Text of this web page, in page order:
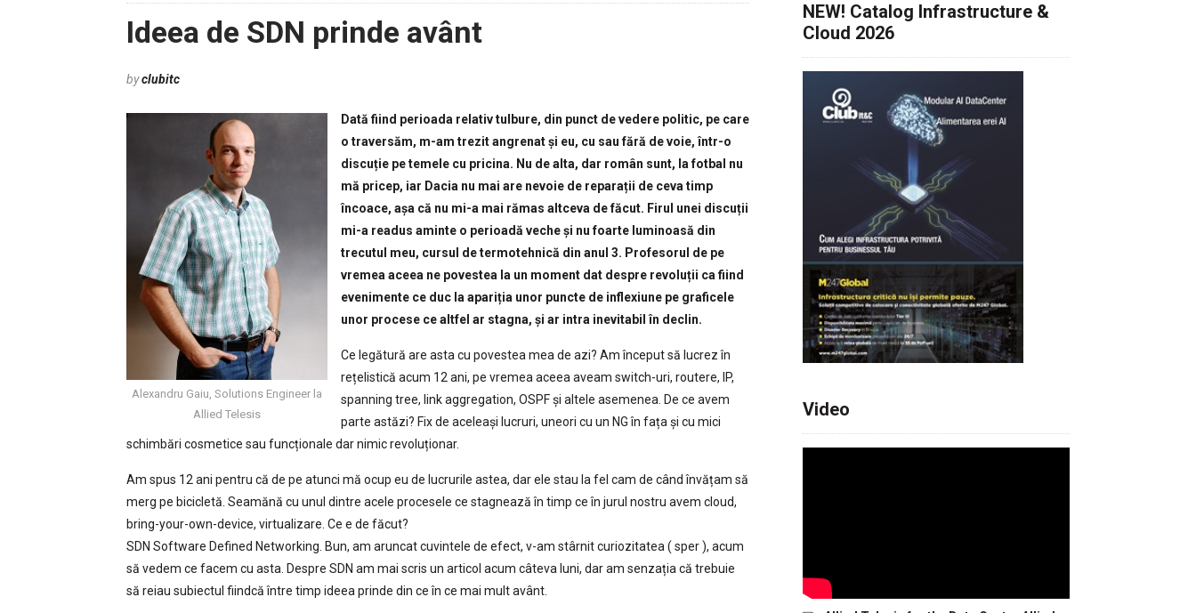
Ideea de SDN prinde avânt
byclubitc
Alexandru Gaiu, Solutions Engineer la
Allied Telesis
Dată fiind perioada relativ tulbure, din punct de vedere politic, pe care
o traversăm, m-am trezit angrenat și eu, cu sau fără de voie, într-o
discuție pe temele cu pricina. Nu de alta, dar român sunt, la fotbal nu
mă pricep, iar Dacia nu mai are nevoie de reparații de ceva timp
încoace, așa că nu mi-a mai rămas altceva de făcut. Firul unei discuții
mi-a readus aminte o perioadă veche și nu foarte luminoasă din
trecutul meu, cursul de termotehnică din anul 3. Profesorul de pe
vremea aceea ne povestea la un moment dat despre revoluții ca fiind
evenimente ce duc la apariția unor puncte de inflexiune pe graficele
unor procese ce altfel ar stagna, și ar intra inevitabil în declin.
Ce legătură are asta cu povestea mea de azi? Am început să lucrez în
rețelistică acum 12 ani, pe vremea aceea aveam switch-uri, routere, IP,
spanning tree, link aggregation, OSPF și altele asemenea. De ce avem
parte astăzi? Fix de aceleași lucruri, uneori cu un NG în fața și cu mici
schimbări cosmetice sau funcționale dar nimic revoluționar.
Am spus 12 ani pentru că de pe atunci mă ocup eu de lucrurile astea, dar ele stau la fel cam de când învățam să
merg pe bicicletă. Seamănă cu unul dintre acele procesele ce stagnează în timp ce în jurul nostru avem cloud,
bring-your-own-device, virtualizare. Ce e de făcut?
SDN Software Defined Networking. Bun, am aruncat cuvintele de efect, v-am stârnit curiozitatea ( sper ), acum
să vedem ce facem cu asta. Despre SDN am mai scris un articol acum câteva luni, dar am senzația că trebuie
să reiau subiectul fiindcă între timp ideea prinde din ce în ce mai mult avânt.
NEW! Catalog Infrastructure &
Cloud 2026
Video